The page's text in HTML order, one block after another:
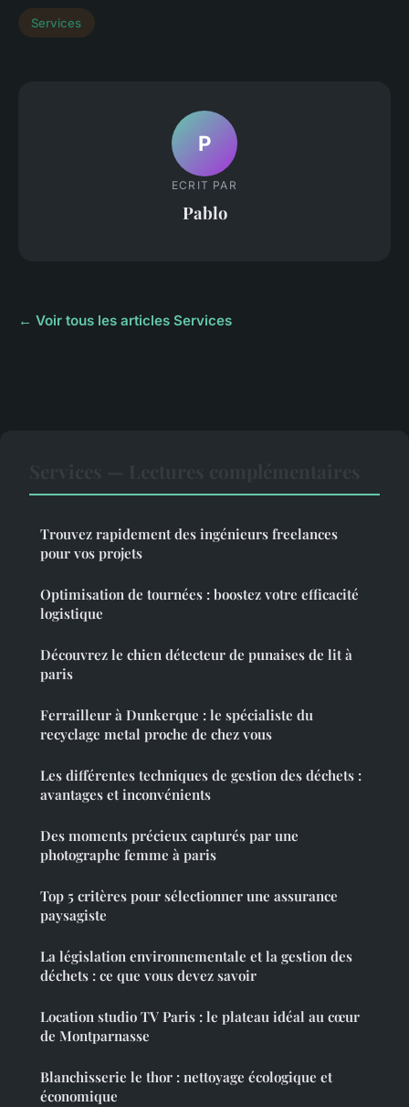
Services
P
ECRIT PAR
Pablo
← Voir tous les articles Services
Trouvez rapidement des ingénieurs freelances
pour vos projets
Optimisation de tournées : boostez votre efficacité
logistique
Découvrez le chien détecteur de punaises de lit à
paris
Ferrailleur à Dunkerque : le spécialiste du
recyclage metal proche de chez vous
Les différentes techniques de gestion des déchets :
avantages et inconvénients
Des moments précieux capturés par une
photographe femme à paris
Top 5 critères pour sélectionner une assurance
paysagiste
La législation environnementale et la gestion des
déchets : ce que vous devez savoir
Location studio TV Paris : le plateau idéal au cœur
de Montparnasse
Blanchisserie le thor : nettoyage écologique et
économique